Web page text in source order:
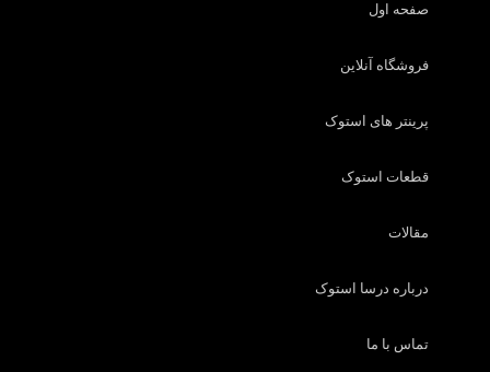
صفحه اول
فروشگاه آنلاین
پرینتر های استوک
قطعات استوک
مقالات
درباره درسا استوک
تماس با ما